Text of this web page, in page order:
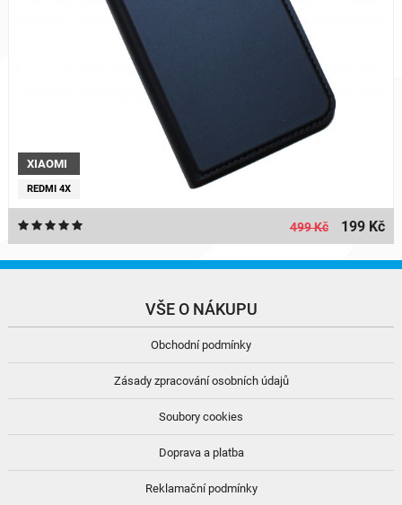
XIAOMI
REDMI 4X
499 Kč 199 Kč
VŠE O NÁKUPU
Obchodní podmínky
Zásady zpracování osobních údajů
Soubory cookies
Doprava a platba
Reklamační podmínky